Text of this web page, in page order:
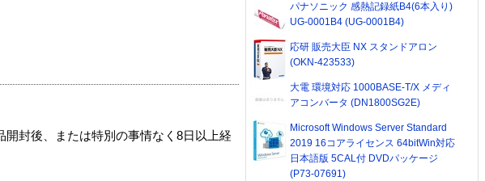
封後、または特別の事情なく8日以上経
パナソニック 感熱記録紙B4(6本入り)
UG-0001B4 (UG-0001B4)
応研 販売大臣 NX スタンドアロン
(OKN-423533)
大電 環境対応 1000BASE-T/X メディ
アコンバータ (DN1800SG2E)
Microsoft Windows Server Standard
2019 16コアライセンス 64bitWin対応
日本語版 5CAL付 DVDパッケージ
(P73-07691)